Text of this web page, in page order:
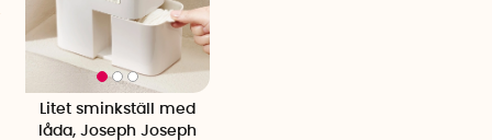
Litet sminkställ med
låda, Joseph Joseph